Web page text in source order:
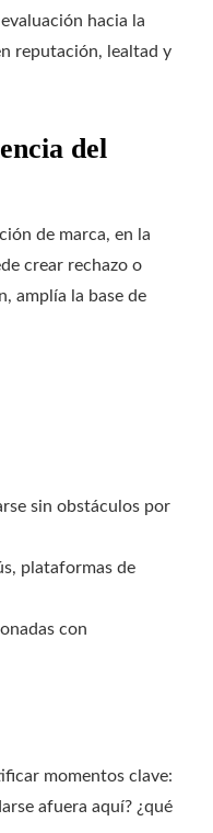
hacia la
reputación, lealtad y
del
de marca, en la
crear rechazo o
amplía la base de
sin obstáculos por
plataformas de
con
momentos clave:
afuera aquí? ¿qué